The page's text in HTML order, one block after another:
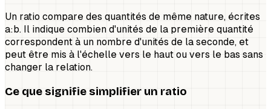
Un ratio compare des quantités de même nature, écrites
a:b. Il indique combien d'unités de la première quantité
correspondent à un nombre d'unités de la seconde, et
peut être mis à l'échelle vers le haut ou vers le bas sans
changer la relation.
Ce que signifie simplifier un ratio